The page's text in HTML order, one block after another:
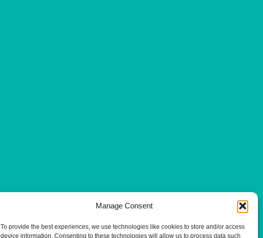
Manage Consent
To provide the best experiences, we use technologies like cookies to store and/or access
device information. Consenting to these technologies will allow us to process data such